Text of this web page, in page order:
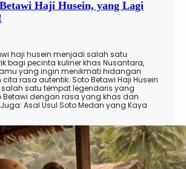
Haji Husein, yang Lagi
haji husein menjadi salah satu
bagi pecinta kuliner khas Nusantara,
yang ingin menikmati hidangan
rasa autentik. Soto Betawi Haji Husein
satu tempat legendaris yang
Betawi dengan rasa yang khas dan
Asal Usul Soto Medan yang Kaya